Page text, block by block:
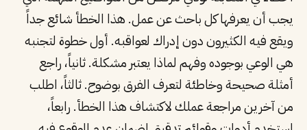
يجب أن يعرفها كل باحث عن عمل. هذا الخطأ شائع جداً
ويقع فيه الكثيرون دون إدراك لعواقبه. أول خطوة لتجنبه
هي الوعي بوجوده وفهم لماذا يعتبر مشكلة. ثانياً، راجع
أمثلة صحيحة وخاطئة لتعرف الفرق بوضوح. ثالثاً، اطلب
من آخرين مراجعة عملك لاكتشاف هذا الخطأ. رابعاً،